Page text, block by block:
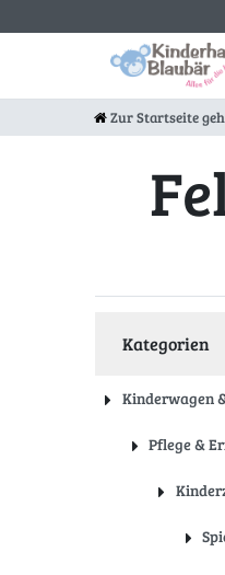
Zur Startseite
Kategorien
Kinderwagen
Pflege &